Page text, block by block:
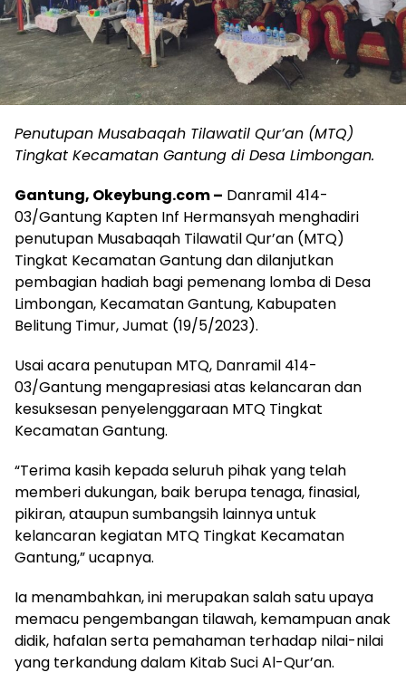
Penutupan Musabaqah Tilawatil Qur’an (MTQ)
Tingkat Kecamatan Gantung di Desa Limbongan.
Gantung, Okeybung.com – Danramil 414-
03/Gantung Kapten Inf Hermansyah menghadiri
penutupan Musabaqah Tilawatil Qur’an (MTQ)
Tingkat Kecamatan Gantung dan dilanjutkan
pembagian hadiah bagi pemenang lomba di Desa
Limbongan, Kecamatan Gantung, Kabupaten
Belitung Timur, Jumat (19/5/2023).
Usai acara penutupan MTQ, Danramil 414-
03/Gantung mengapresiasi atas kelancaran dan
kesuksesan penyelenggaraan MTQ Tingkat
Kecamatan Gantung.
“Terima kasih kepada seluruh pihak yang telah
memberi dukungan, baik berupa tenaga, finasial,
pikiran, ataupun sumbangsih lainnya untuk
kelancaran kegiatan MTQ Tingkat Kecamatan
Gantung,” ucapnya.
Ia menambahkan, ini merupakan salah satu upaya
memacu pengembangan tilawah, kemampuan anak
didik, hafalan serta pemahaman terhadap nilai-nilai
yang terkandung dalam Kitab Suci Al-Qur’an.